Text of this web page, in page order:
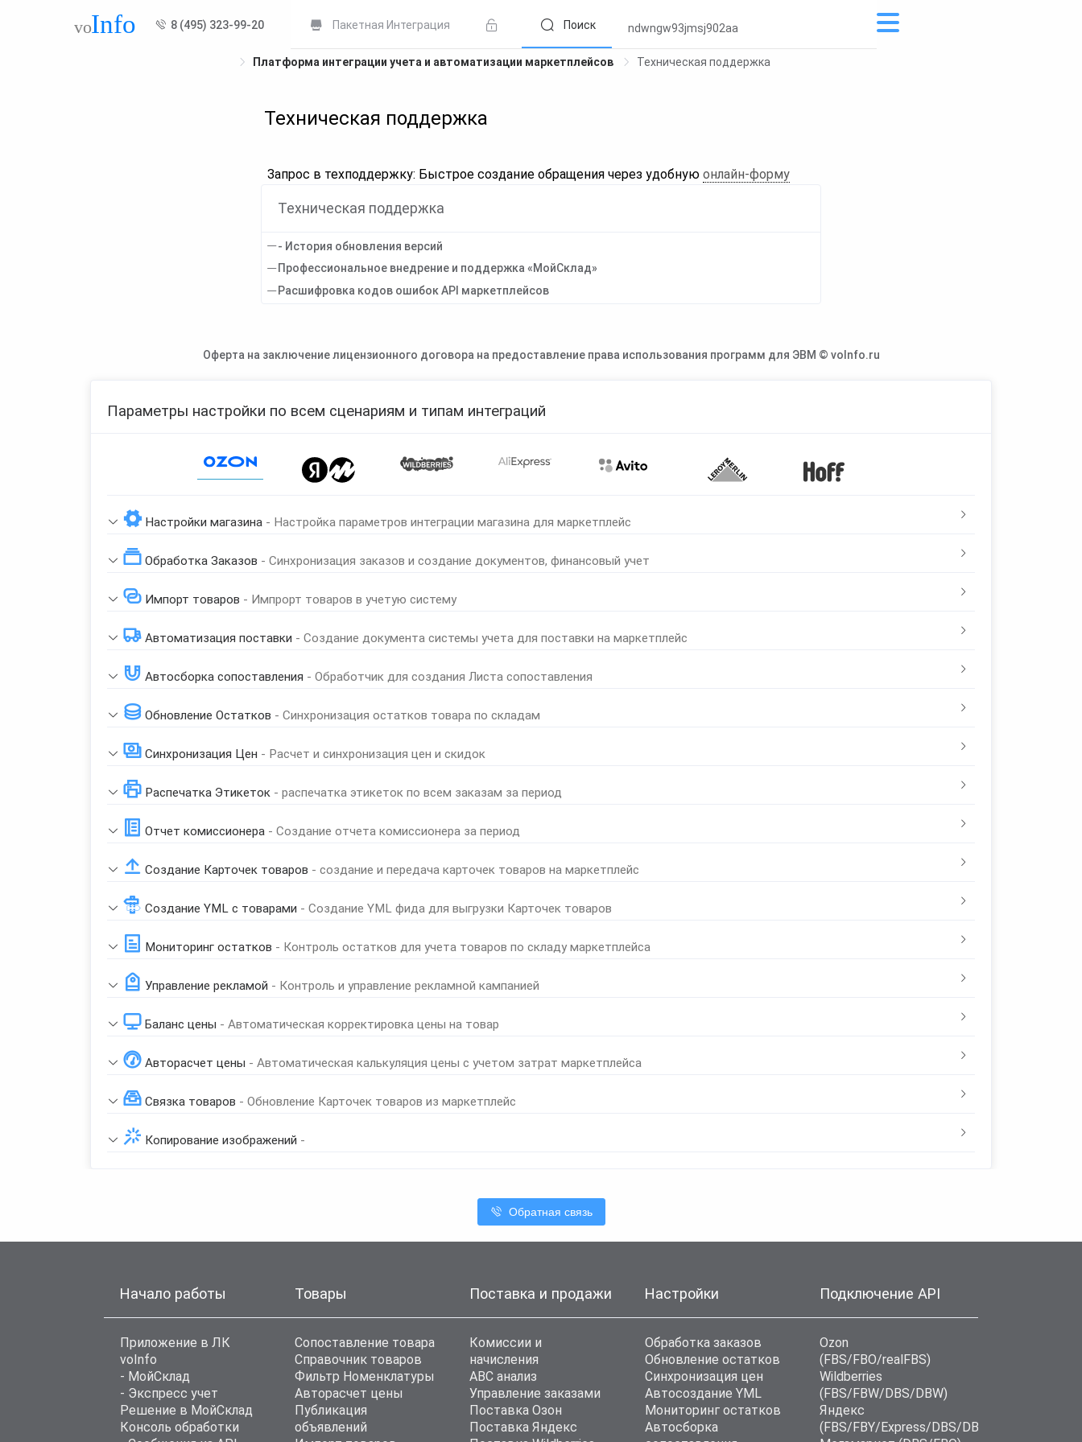
8 (495) 323-99-20 Пакетная Интеграция Поиск ndwngw93jmsj902aa
Платформа интеграции учета и автоматизации маркетплейсов Техническая поддержка
Техническая поддержка
Запрос в техподдержку: Быстрое создание обращения через удобную онлайн-форму
Техническая поддержка
- История обновления версий
Профессиональное внедрение и поддержка «МойСклад»
Расшифровка кодов ошибок API маркетплейсов
Оферта на заключение лицензионного договора на предоставление права использования программ для ЭВМ © voInfo.ru
Параметры настройки по всем сценариям и типам интеграций
Настройки магазина - Настройка параметров интеграции магазина для маркетплейс
Обработка Заказов - Синхронизация заказов и создание документов, финансовый учет
Импорт товаров - Импрорт товаров в учетую систему
Автоматизация поставки - Создание документа системы учета для поставки на маркетплейс
Автосборка сопоставления - Обработчик для создания Листа сопоставления
Обновление Остатков - Синхронизация остатков товара по складам
Синхронизация Цен - Расчет и синхронизация цен и скидок
Распечатка Этикеток - распечатка этикеток по всем заказам за период
Отчет комиссионера - Создание отчета комиссионера за период
Создание Карточек товаров - создание и передача карточек товаров на маркетплейс
Создание YML с товарами - Создание YML фида для выгрузки Карточек товаров
Мониторинг остатков - Контроль остатков для учета товаров по складу маркетплейса
Управление рекламой - Контроль и управление рекламной кампанией
Баланс цены - Автоматическая корректировка цены на товар
Авторасчет цены - Автоматическая калькуляция цены с учетом затрат маркетплейса
Связка товаров - Обновление Карточек товаров из маркетплейс
Копирование изображений -
Обратная связь
Начало работы
Приложение в ЛК
voInfo
- МойСклад
- Экспресс учет
Решение в МойСклад
Консоль обработки
Товары
Сопоставление товара
Справочник товаров
Фильтр Номенклатуры
Авторасчет цены
Публикация
объявлений
Поставка и продажи
Комиссии и
начисления
ABC анализ
Управление заказами
Поставка Озон
Поставка Яндекс
Настройки
Обработка заказов
Обновление остатков
Синхронизация цен
Автосоздание YML
Мониторинг остатков
Автосборка
Подключение API
Ozon
(FBS/FBO/realFBS)
Wildberries
(FBS/FBW/DBS/DBW)
Яндекс
(FBS/FBY/Express/DBS/DBD)